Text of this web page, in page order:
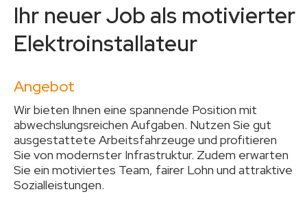
Ihr neuer Job als motivierter
Elektroinstallateur
Angebot
Wir bieten Ihnen eine spannende Position mit
abwechslungsreichen Aufgaben. Nutzen Sie gut
ausgestattete Arbeitsfahrzeuge und profitieren
Sie von modernster Infrastruktur. Zudem erwarten
Sie ein motiviertes Team, fairer Lohn und attraktive
Sozialleistungen.